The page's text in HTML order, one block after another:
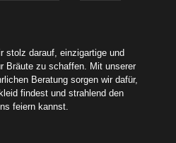
stolz darauf, einzigartige und
Bräute zu schaffen. Mit unserer
Beratung sorgen wir dafür,
findest und strahlend den
feiern kannst.